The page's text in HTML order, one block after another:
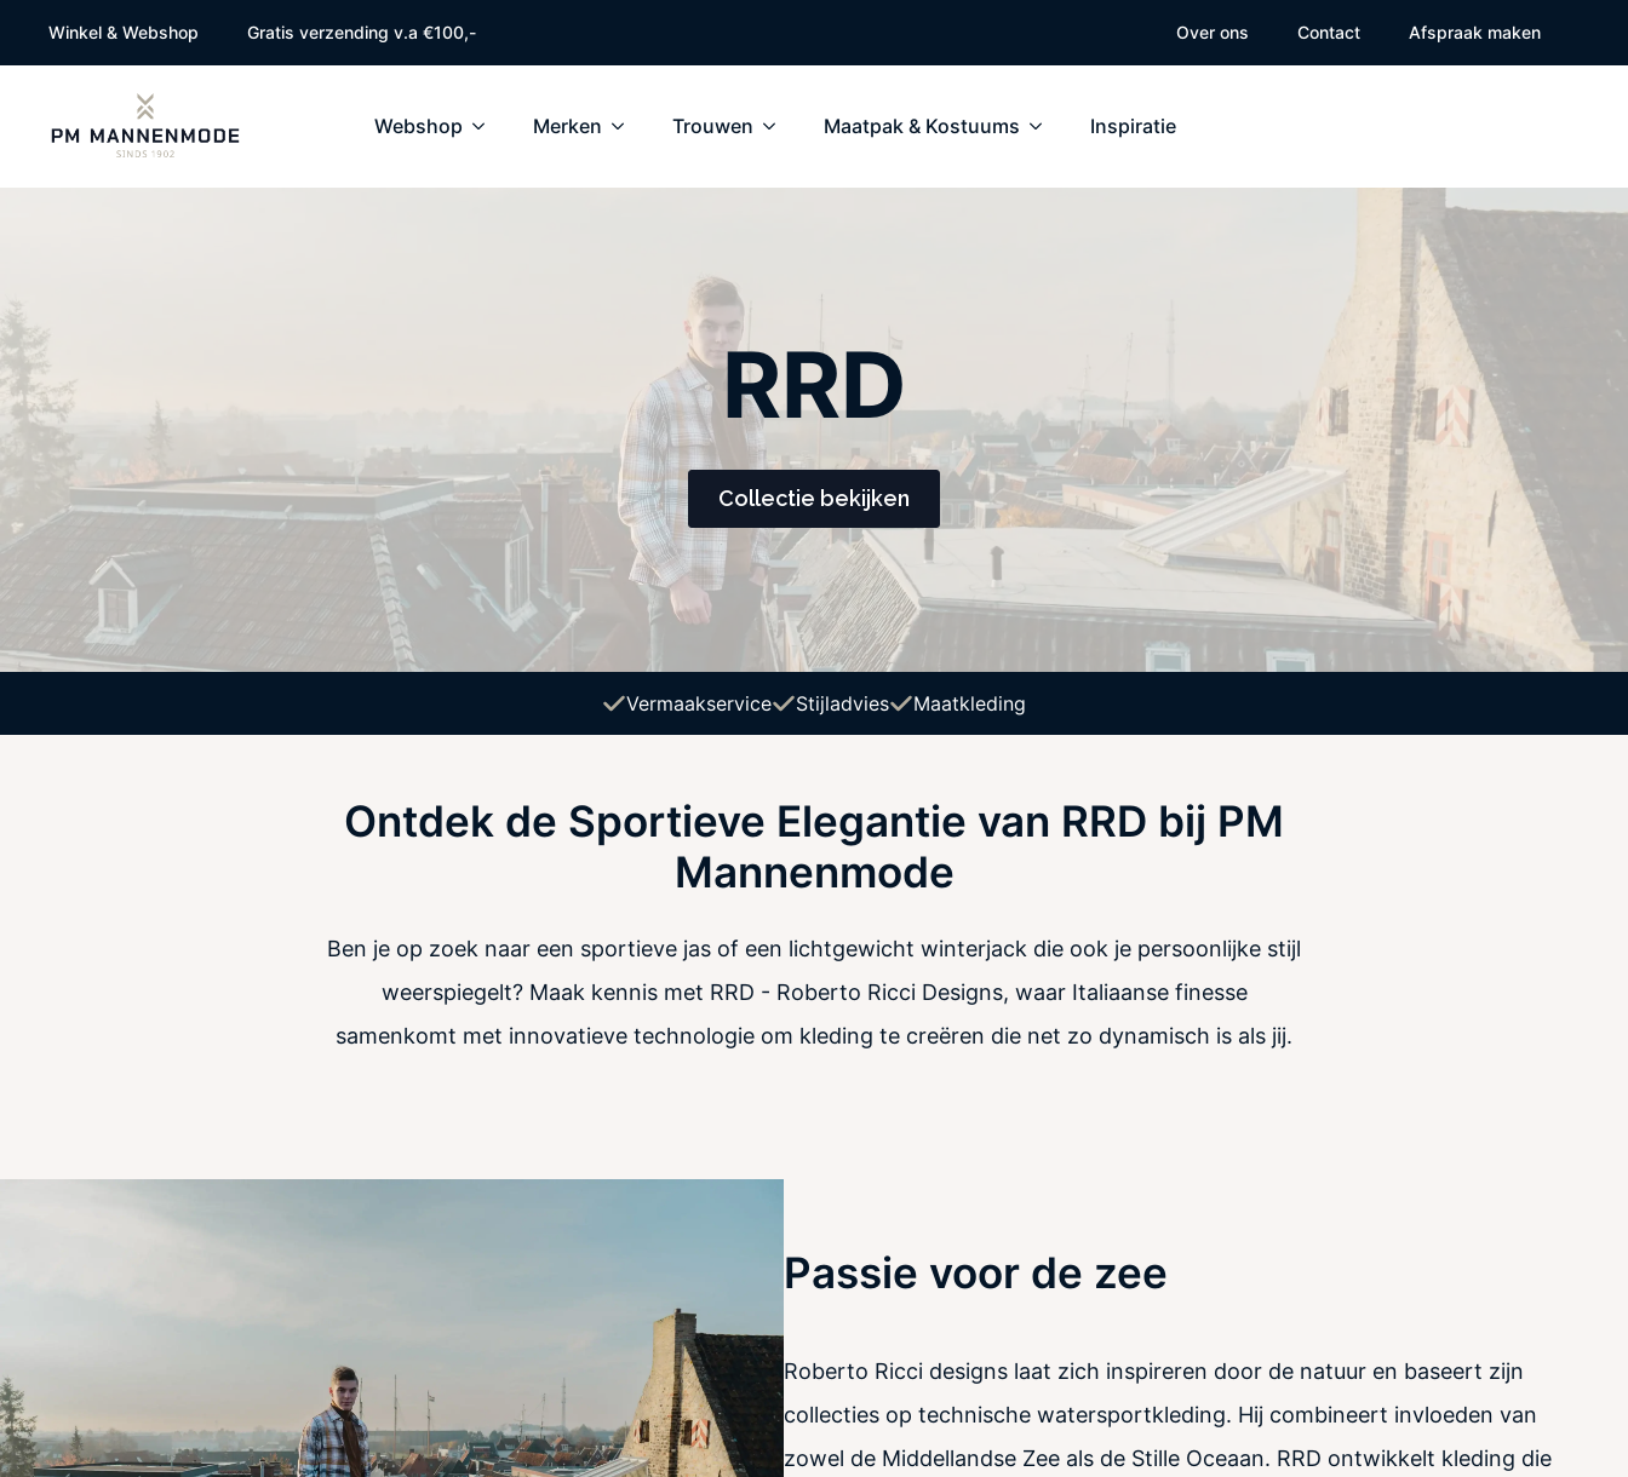
Winkel & Webshop Gratis verzending v.a €100,- Over ons Contact Afspraak maken
Webshop Merken Trouwen Maatpak & Kostuums Inspiratie
RRD
Collectie bekijken
Vermaakservice Stijladvies Maatkleding
Ontdek de Sportieve Elegantie van RRD bij PM
Mannenmode
Ben je op zoek naar een sportieve jas of een lichtgewicht winterjack die ook je persoonlijke stijl
weerspiegelt? Maak kennis met RRD - Roberto Ricci Designs, waar Italiaanse finesse
samenkomt met innovatieve technologie om kleding te creëren die net zo dynamisch is als jij.
Passie voor de zee
Roberto Ricci designs laat zich inspireren door de natuur en baseert zijn
collecties op technische watersportkleding. Hij combineert invloeden van
zowel de Middellandse Zee als de Stille Oceaan. RRD ontwikkelt kleding die